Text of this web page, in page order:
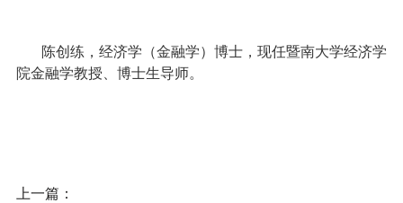
陈创练，经济学（金融学）博士，现任暨南大学经济学
院金融学教授、博士生导师。
上一篇：